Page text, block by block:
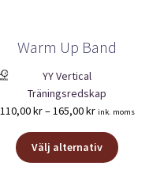
Warm Up Band
YY Vertical
Träningsredskap
110,00kr– 165,00krPrisintervall:
till
165,00 kr
ink. moms
Välj alternativ
Den
här